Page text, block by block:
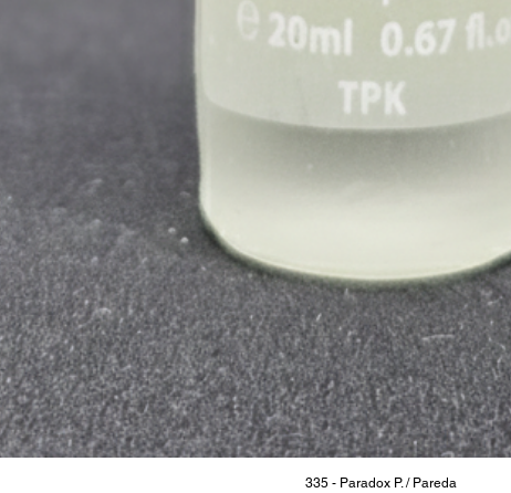
335 - Paradox P. / Pareda